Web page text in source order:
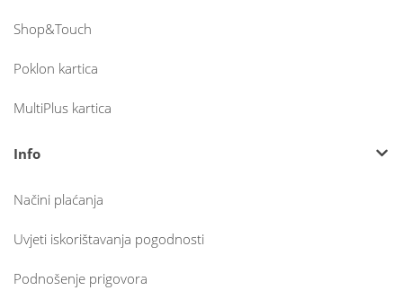
Shop&Touch
Poklon kartica
MultiPlus kartica
Info
Načini plaćanja
Uvjeti iskorištavanja pogodnosti
Podnošenje prigovora